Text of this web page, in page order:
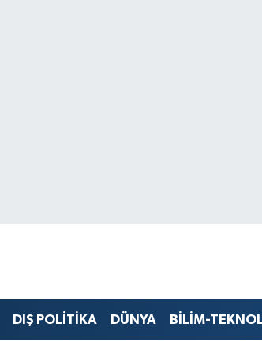
DIŞ POLİTİKA DÜNYA BİLİM-